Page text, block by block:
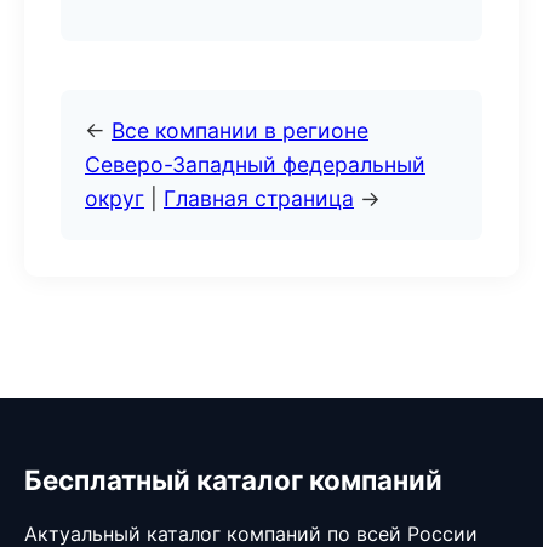
← Все компании в регионе
Северо-Западный федеральный
округ
Главная страница →
Бесплатный каталог компаний
Актуальный каталог компаний по всей России